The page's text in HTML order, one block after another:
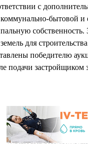
с
бытовой и
собственность.
для
победителю
подачи застройщиком